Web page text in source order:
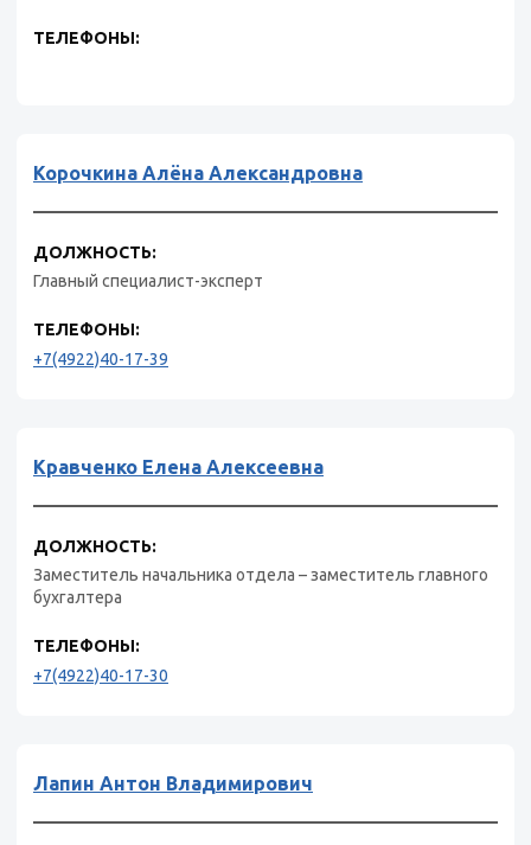
ТЕЛЕФОНЫ:
Корочкина Алёна Александровна
ДОЛЖНОСТЬ:
Главный специалист-эксперт
ТЕЛЕФОНЫ:
+7(4922)40-17-39
Кравченко Елена Алексеевна
ДОЛЖНОСТЬ:
Заместитель начальника отдела – заместитель главного
бухгалтера
ТЕЛЕФОНЫ:
+7(4922)40-17-30
Лапин Антон Владимирович